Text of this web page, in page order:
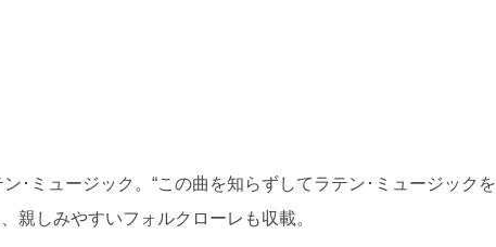
･ミュージック。“この曲を知らずしてラテン･ミュージックを
親しみやすいフォルクローレも収載。